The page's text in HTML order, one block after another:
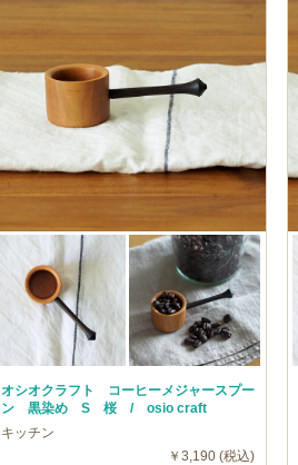
オシオクラフト コーヒーメジャースプー
ン 黒染め S 桜 / osio craft
キッチン
￥3,190 (税込)